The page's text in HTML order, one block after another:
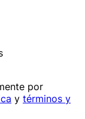
por
y términos y